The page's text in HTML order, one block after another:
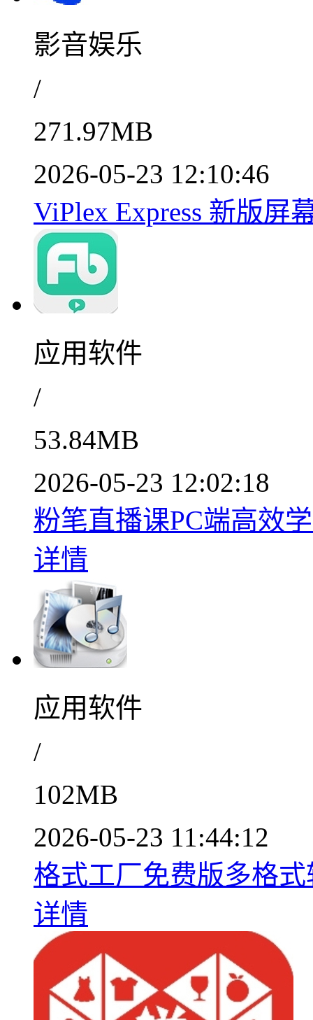
影音娱乐
/
271.97MB
2026-05-23 12:10:46
ViPlex Express 新版屏
应用软件
/
53.84MB
2026-05-23 12:02:18
粉笔直播课PC端高效
详情
应用软件
/
102MB
2026-05-23 11:44:12
格式工厂免费版多格
详情